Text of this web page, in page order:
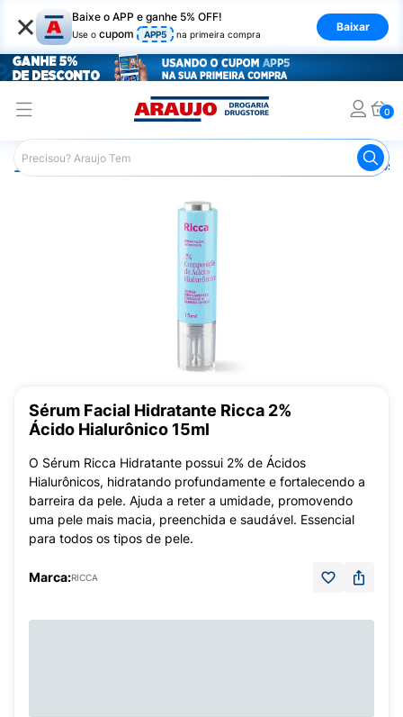
× Baixe o APP e ganhe 5% OFF!
Use o cupom APP5 na primeira compra
Baixar
0
Araujo Dermocosméticos Dermocosméticos para o
Sérum Facial Hidratante Ricca 2%
Ácido Hialurônico 15ml
O Sérum Ricca Hidratante possui 2% de Ácidos
Hialurônicos, hidratando profundamente e fortalecendo a
barreira da pele. Ajuda a reter a umidade, promovendo
uma pele mais macia, preenchida e saudável. Essencial
para todos os tipos de pele.
Marca:RICCA